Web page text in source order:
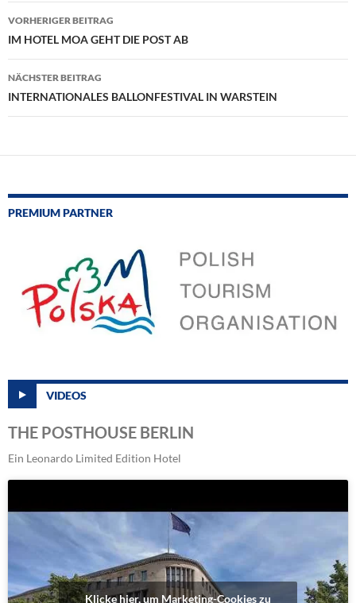
Beitragsnavigation
VORHERIGER BEITRAG
IM HOTEL MOA GEHT DIE POST AB
NÄCHSTER BEITRAG
INTERNATIONALES BALLONFESTIVAL IN WARSTEIN
PREMIUM PARTNER
VIDEOS
THE POSTHOUSE BERLIN
Ein Leonardo Limited Edition Hotel
Klicke hier, um Marketing-Cookies zu